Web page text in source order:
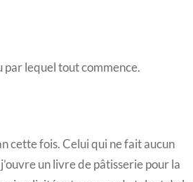
par lequel tout commence.
cette fois. Celui qui ne fait aucun
un livre de pâtisserie pour la